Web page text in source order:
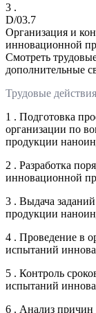
3 .
D/03.7
Организация и
инновационной
Смотреть
дополнительные
Трудовые действия
1 . Подготовка
организации по
продукции
2 . Разработка
инновационной
3 . Выдача
продукции
4 . Проведение в
испытаний
5 . Контроль
испытаний
6 . Анализ причин